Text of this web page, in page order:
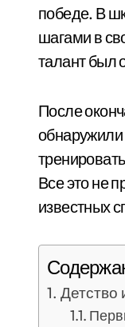
победе. В
шагами в
талант был
После
обнаружили
Все это не
известных
Детство